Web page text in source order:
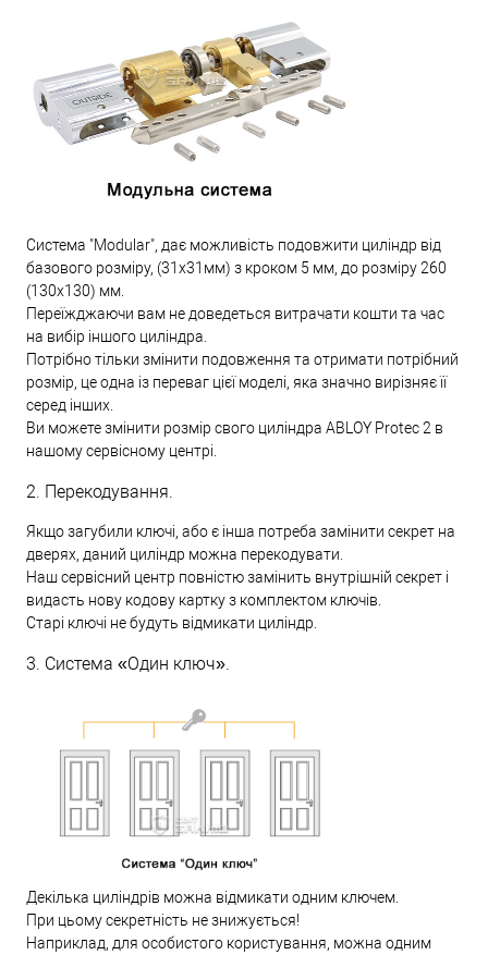
Система "Modular", дає можливість подовжити циліндр від
базового розміру, (31х31мм) з кроком 5 мм, до розміру 260
(130х130) мм.
Переїжджаючи вам не доведеться витрачати кошти та час
на вибір іншого циліндра.
Потрібно тільки змінити подовження та отримати потрібний
розмір, це одна із переваг цієї моделі, яка значно вирізняє її
серед інших.
Ви можете змінити розмір свого циліндра ABLOY Protec 2 в
нашому сервісному центрі.
2. Перекодування.
Якщо загубили ключі, або є інша потреба замінити секрет на
дверях, даний циліндр можна перекодувати.
Наш сервісний центр повністю замінить внутрішній секрет і
видасть нову кодову картку з комплектом ключів.
Старі ключі не будуть відмикати циліндр.
3. Система «Один ключ».
Декілька циліндрів можна відмикати одним ключем.
При цьому секретність не знижується!
Наприклад, для особистого користування, можна одним